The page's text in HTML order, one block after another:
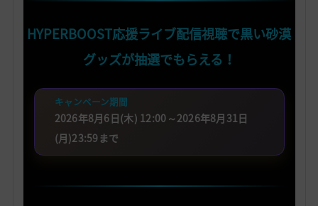
HYPERBOOST応援ライブ配信視聴で黒い砂漠
グッズが抽選でもらえる！
キャンペーン期間
2026年8月6日(木) 12:00～2026年8月31日
(月)23:59まで